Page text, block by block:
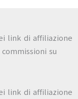
link di affiliazione
su
link di affiliazione